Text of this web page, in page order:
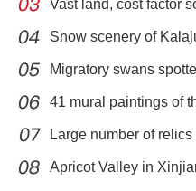
Vast land, cost factor
Snow scenery of
Migratory swans
41 mural paintings of
Large number of
Apricot Valley in